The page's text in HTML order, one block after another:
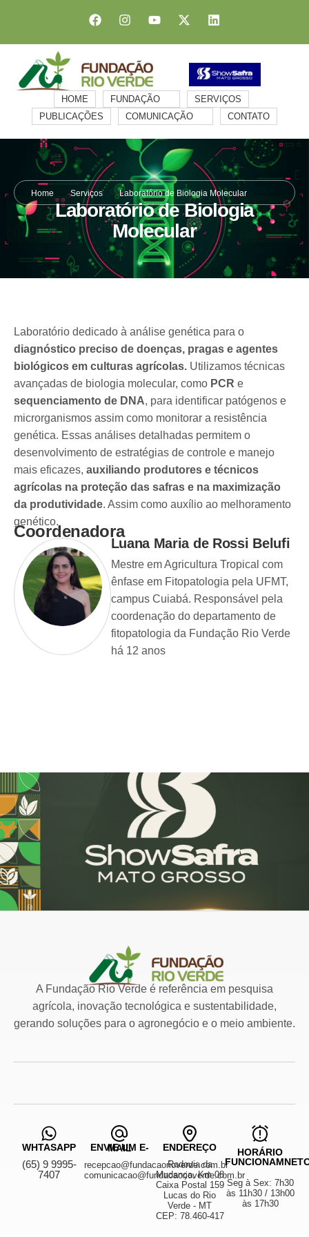
HOME FUNDAÇÃO
SERVIÇOS
PUBLICAÇÕES
COMUNICAÇÃO CONTATO
Home Serviços Laboratório de Biologia Molecular
Laboratório de Biologia
Molecular
Laboratório dedicado à análise genética para o
diagnóstico preciso de doenças, pragas e agentes
biológicos em culturas agrícolas. Utilizamos técnicas
avançadas de biologia molecular, como PCR e
sequenciamento de DNA, para identificar patógenos e
microrganismos assim como monitorar a resistência
genética. Essas análises detalhadas permitem o
desenvolvimento de estratégias de controle e manejo
mais eficazes, auxiliando produtores e técnicos
agrícolas na proteção das safras e na maximização
da produtividade. Assim como auxílio ao melhoramento
genético.
Coordenadora
Luana Maria de Rossi Belufi
Mestre em Agricultura Tropical com
ênfase em Fitopatologia pela UFMT,
campus Cuiabá. Responsável pela
coordenação do departamento de
fitopatologia da Fundação Rio Verde
há 12 anos
A Fundação Rio Verde é referência em pesquisa
agrícola, inovação tecnológica e sustentabilidade,
gerando soluções para o agronegócio e o meio ambiente.
WHTASAPP
(65) 9 9995-
7407
ENVIE UM E-MAIL
recepcao@fundacaorioverde.com.br
comunicacao@fundacaorioverde.com.br
ENDEREÇO
Rodovia da
Mudança, Km 08
Caixa Postal 159
Lucas do Rio
Verde - MT
CEP: 78.460-417
HORÁRIO
Seg à Sex: 7h30
às 11h30 / 13h00
às 17h30